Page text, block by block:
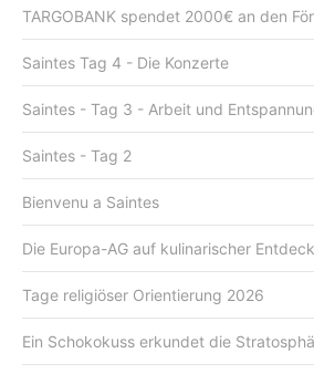
TARGOBANK spendet 2000€ an den
Saintes Tag 4 - Die Konzerte
Saintes - Tag 3 - Arbeit und
Saintes - Tag 2
Bienvenu a Saintes
Die Europa-AG auf kulinarischer
Tage religiöser Orientierung 2026
Ein Schokokuss erkundet die